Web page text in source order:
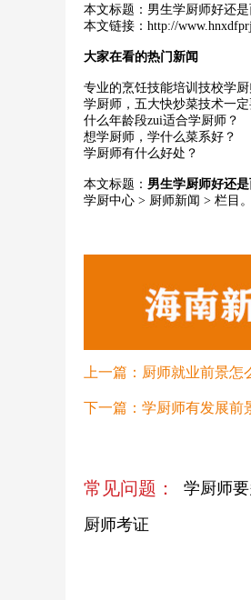
本文标题： 男生学厨师好还是
本文链接： http://
大家在看的热门新闻
专业的烹饪技能培训技校学
学厨师，五大快炒菜技术一定
什么年龄段zui适合学厨师？
想学厨师，学什么菜系好？
学厨师有什么好处？
本文标题： 男生学厨师好还是
学厨中心 > 厨师新闻 > 栏目
上一篇： 厨师就业前景怎
下一篇： 学厨师有发展前
常见问题： 学厨师
厨师考证